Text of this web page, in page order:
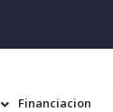
Financiacion